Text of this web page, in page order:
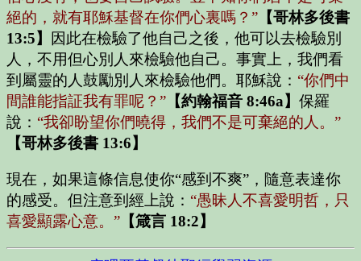
絕的，就有耶穌基督在你們心裏嗎？” 【哥林多後書
13:5】
因此在檢驗了他自己之後，他可以去檢驗別
人，不用但心別人來檢驗他自己。事實上，我們看
到屬靈的人鼓勵別人來檢驗他們。耶穌說： “你們中
間誰能指証我有罪呢？” 【約翰福音 8:46a】 保羅
說： “我卻盼望你們曉得，我們不是可棄絕的人。”
【哥林多後書 13:6】
現在，如果這條信息使你“感到不爽”，隨意表達你
的感受。但注意到經上說： “愚昧人不喜愛明哲，只
喜愛顯露心意。” 【箴言 18:2】